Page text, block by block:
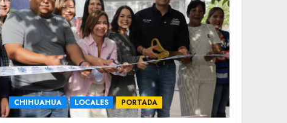
CHIHUAHUA LOCALES PORTADA